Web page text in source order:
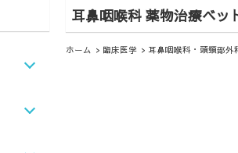
耳鼻咽喉科 薬物治療ベッ
ホーム 臨床医学 耳鼻咽喉科・頭頸部外